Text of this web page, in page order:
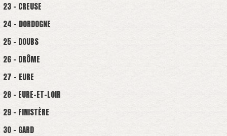
23 - CREUSE
24 - DORDOGNE
25 - DOUBS
26 - DRÔME
27 - EURE
28 - EURE-ET-LOIR
29 - FINISTÈRE
30 - GARD